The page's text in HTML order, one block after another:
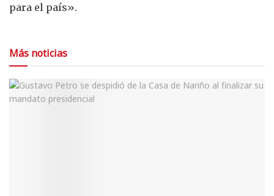
para el país».
Más noticias